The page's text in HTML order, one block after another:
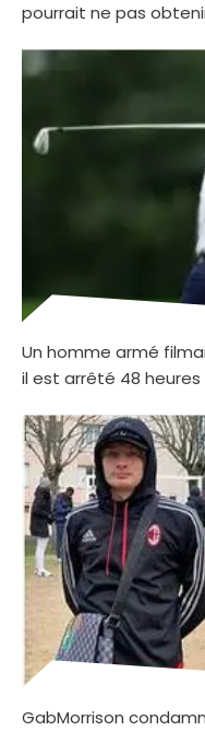
pourrait ne pas
Un homme armé
il est arrêté 48
GabMorrison